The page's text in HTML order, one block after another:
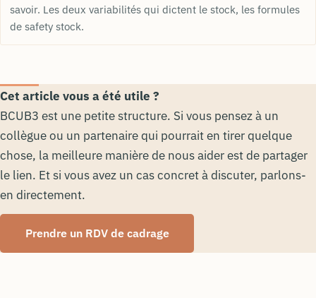
savoir. Les deux variabilités qui dictent le stock, les formules
de safety stock.
Cet article vous a été utile ?
BCUB3 est une petite structure. Si vous pensez à un
collègue ou un partenaire qui pourrait en tirer quelque
chose, la meilleure manière de nous aider est de partager
le lien. Et si vous avez un cas concret à discuter, parlons-
en directement.
Prendre un RDV de cadrage